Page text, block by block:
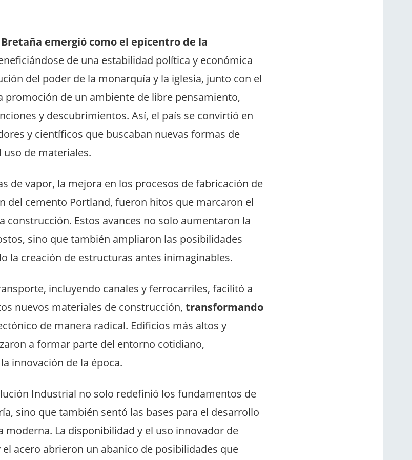
emergió como el epicentro de la
de una estabilidad política y económica
del poder de la monarquía y la iglesia, junto con el
promoción de un ambiente de libre pensamiento,
y descubrimientos. Así, el país se convirtió en
y científicos que buscaban nuevas formas de
de materiales.
de vapor, la mejora en los procesos de fabricación de
del cemento Portland, fueron hitos que marcaron el
construcción. Estos avances no solo aumentaron la
sino que también ampliaron las posibilidades
la creación de estructuras antes inimaginables.
incluyendo canales y ferrocarriles, facilitó a
nuevos materiales de construcción, transformando
de manera radical. Edificios más altos y
a formar parte del entorno cotidiano,
innovación de la época.
Industrial no solo redefinió los fundamentos de
sino que también sentó las bases para el desarrollo
moderna. La disponibilidad y el uso innovador de
acero abrieron un abanico de posibilidades que